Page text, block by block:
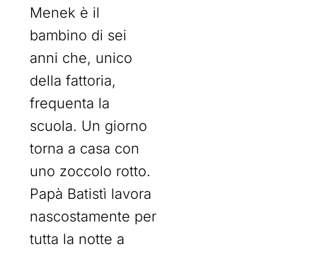
Menek è il
bambino di sei
anni che, unico
della fattoria,
frequenta la
scuola. Un giorno
torna a casa con
uno zoccolo rotto.
Papà Batistì lavora
nascostamente per
tutta la notte a